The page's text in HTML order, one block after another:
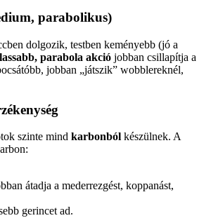
parabolikus)
dolgozik, testben keményebb (jó a
lassabb, parabola akció jobban csillapítja a
jobban „játszik” wobblereknél,
szinte mind karbonból készülnek. A
átadja a mederrezgést, koppanást,
gerincet ad.